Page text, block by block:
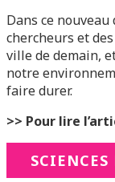
Dans ce nouveau
chercheurs et
ville de demain,
notre
faire durer.
>> Pour lire